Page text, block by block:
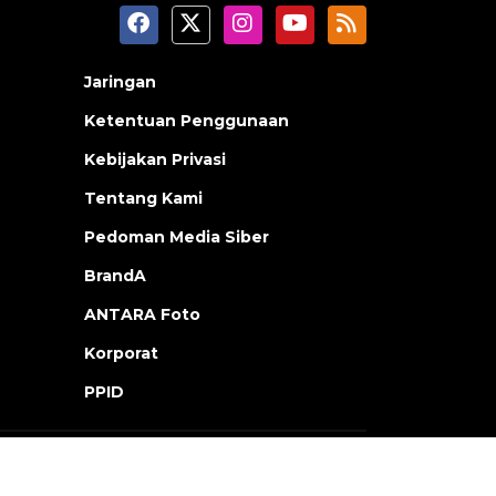
Jaringan
Ketentuan Penggunaan
Kebijakan Privasi
Tentang Kami
Pedoman Media Siber
BrandA
ANTARA Foto
Korporat
PPID